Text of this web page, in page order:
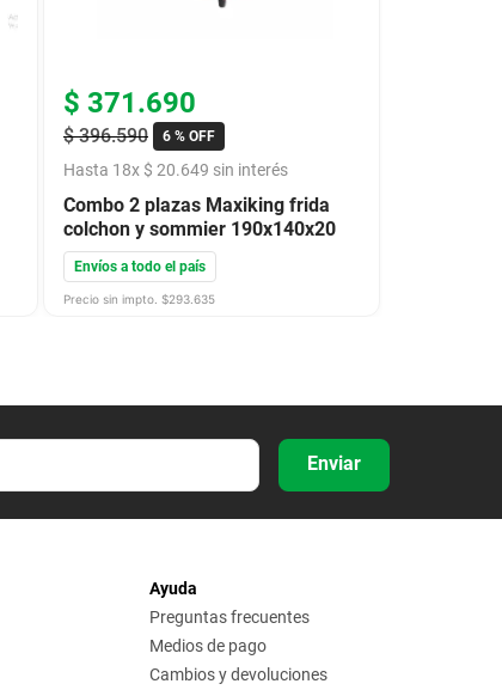
$ 371.690
$ 396.590 6 %OFF
Hasta 18x $ 20.649 sin interés
Combo 2 plazas Maxiking frida
colchon y sommier 190x140x20
Envíos a todo el país
Precio sin impto. $293.635
Enviar
Ayuda
Preguntas frecuentes
Medios de pago
Cambios y devoluciones